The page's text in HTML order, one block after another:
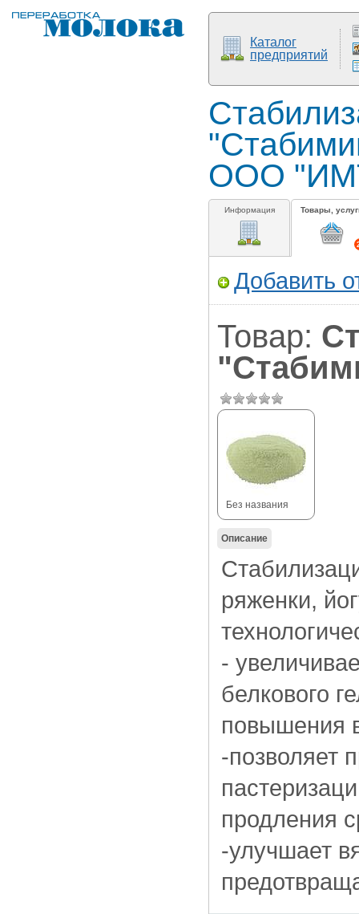
Каталог
предприятий
ООО
Информация Товары,
Добавить
Товар:
Без названия
Описание
ряженки,
-
белкового
повышения
-позволяет
продления
-улучшает